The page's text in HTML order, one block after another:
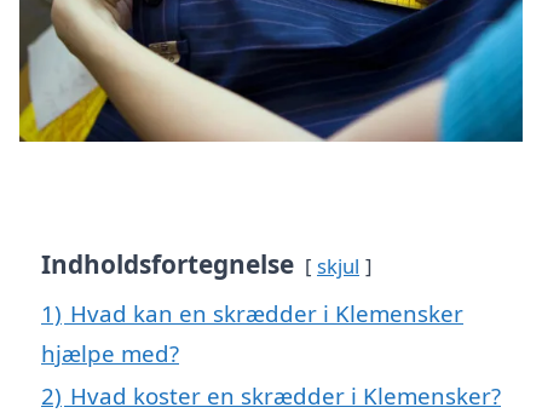
Indholdsfortegnelse skjul
1) Hvad kan en skrædder i Klemensker
hjælpe med?
2) Hvad koster en skrædder i Klemensker?